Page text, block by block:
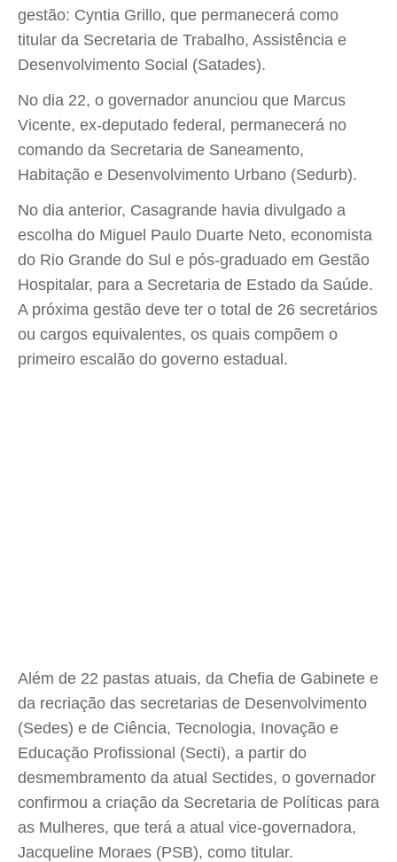
gestão: Cyntia Grillo, que permanecerá como
titular da Secretaria de Trabalho, Assistência e
Desenvolvimento Social (Satades).
No dia 22, o governador anunciou que Marcus
Vicente, ex-deputado federal, permanecerá no
comando da Secretaria de Saneamento,
Habitação e Desenvolvimento Urbano (Sedurb).
No dia anterior, Casagrande havia divulgado a
escolha do Miguel Paulo Duarte Neto, economista
do Rio Grande do Sul e pós-graduado em Gestão
Hospitalar, para a Secretaria de Estado da Saúde.
A próxima gestão deve ter o total de 26 secretários
ou cargos equivalentes, os quais compõem o
primeiro escalão do governo estadual.
Além de 22 pastas atuais, da Chefia de Gabinete e
da recriação das secretarias de Desenvolvimento
(Sedes) e de Ciência, Tecnologia, Inovação e
Educação Profissional (Secti), a partir do
desmembramento da atual Sectides, o governador
confirmou a criação da Secretaria de Políticas para
as Mulheres, que terá a atual vice-governadora,
Jacqueline Moraes (PSB), como titular.